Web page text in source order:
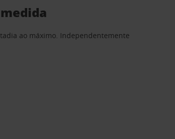
ao máximo. Independentemente